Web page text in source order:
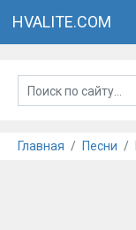
HVALITE.COM
Главная Песни